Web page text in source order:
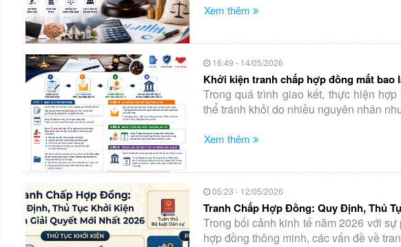
Xem thêm
16:49 - 14/05/2026
Khởi kiện tranh chấp hợp đồng mất bao
Trong quá trình giao kết, thực hiện
thể tránh khỏi do nhiều nguyên nhân
Xem thêm
05:23 - 12/05/2026
Tranh Chấp Hợp Đồng: Quy Định, Thủ
Trong bối cảnh kinh tế năm 2026 với
hợp đồng thông minh, các vấn đề về